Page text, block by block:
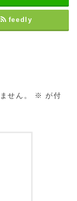
feedly
せん。 ※ が付